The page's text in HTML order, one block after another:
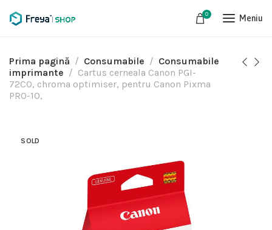
0 Meniu
Prima pagină Consumabile
Consumabile
imprimante
Cartus cerneala Canon PGI-
72CO, chroma optimiser, pentru Canon Pixma
PRO-10,
SOLD